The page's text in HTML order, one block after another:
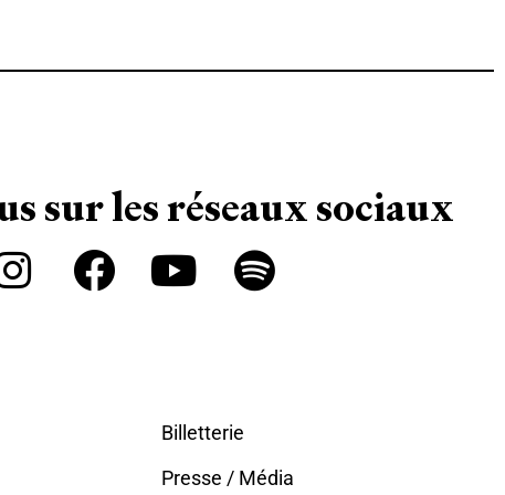
sur les réseaux sociaux
Billetterie
Presse / Média